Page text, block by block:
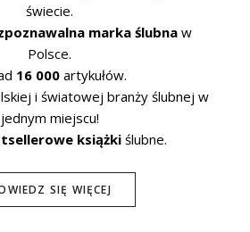
świecie.
marka ślubnaw
Polsce.
16 000artykułów.
i światowej branży ślubnej w
jednym miejscu!
książki ślubne.
SIĘ WIĘCEJ